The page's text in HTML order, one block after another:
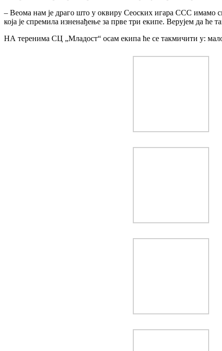
– Веома нам је драго што у оквиру Сеоских игара ССС имамо
која је спремила изненађење за прве три екипе. Верујем да
НА теренима СЦ „Младост“ осам екипа ће се такмичити у: